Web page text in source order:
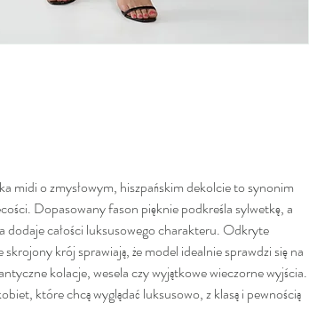
midi o zmysłowym, hiszpańskim dekolcie to synonim
Dopasowany fason pięknie podkreśla sylwetkę, a
dodaje całości luksusowego charakteru. Odkryte
krój sprawiają, że model idealnie sprawdzi się na
kolacje, wesela czy wyjątkowe wieczorne wyjścia.
które chcą wyglądać luksusowo, z klasą i pewnością